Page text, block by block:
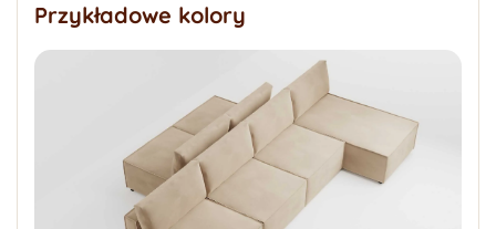
Przykładowe kolory